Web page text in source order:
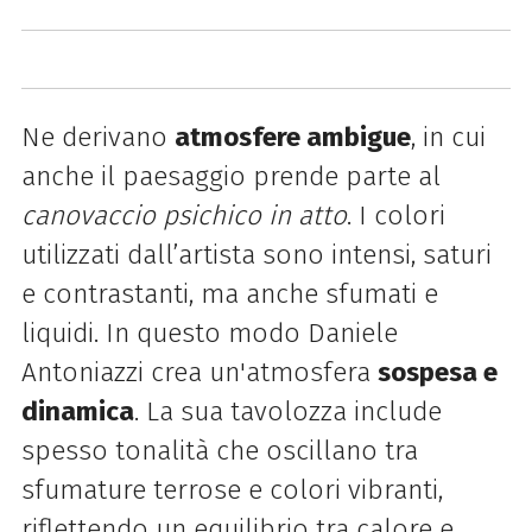
Ne derivano atmosfere ambigue, in cui
anche il paesaggio prende parte al
canovaccio psichico in atto. I colori
utilizzati dall’artista sono intensi, saturi
e contrastanti, ma anche sfumati e
liquidi. In questo modo Daniele
Antoniazzi crea un'atmosfera sospesa e
dinamica. La sua tavolozza include
spesso tonalità che oscillano tra
sfumature terrose e colori vibranti,